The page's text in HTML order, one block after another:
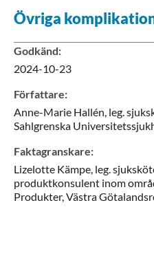
Övriga
Godkänd:
2024-10-23
Författare:
Anne-Marie Hallén, leg.
Sahlgrenska
Faktagranskare:
Lizelotte Kämpe, leg.
produktkonsulent inom
Produkter,Västra